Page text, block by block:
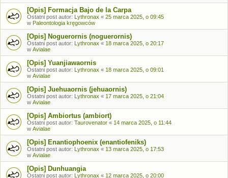
[Opis] Formacja Bajo de la Carpa
Ostatni post autor: Lythronax « 25 marca 2025, o 09:45
w Paleontologia kręgowców
[Opis] Noguerornis (noguerornis)
Ostatni post autor: Lythronax « 18 marca 2025, o 20:17
w Avialae
[Opis] Yuanjiawaornis
Ostatni post autor: Lythronax « 18 marca 2025, o 09:01
w Avialae
[Opis] Juehuaornis (jehuaornis)
Ostatni post autor: Lythronax « 17 marca 2025, o 21:04
w Avialae
[Opis] Ambiortus (ambiort)
Ostatni post autor: Taurovenator « 14 marca 2025, o 11:44
w Avialae
[Opis] Enantiophoenix (enantiofeniks)
Ostatni post autor: Lythronax « 13 marca 2025, o 17:53
w Avialae
[Opis] Dunhuangia
Ostatni post autor: Lythronax « 12 marca 2025, o 20:00